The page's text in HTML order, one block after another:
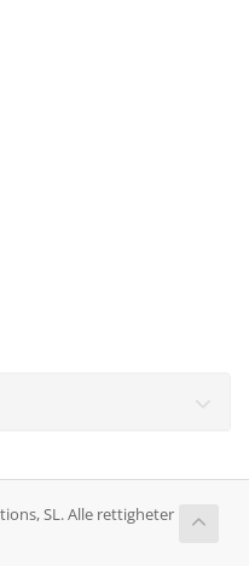
SL. Alle rettigheter